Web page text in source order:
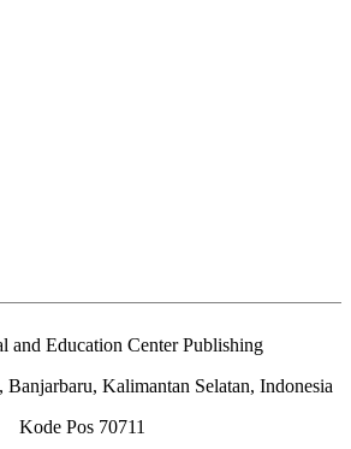
and Education Center Publishing
Kalimantan Selatan, Indonesia
Kode Pos 70711